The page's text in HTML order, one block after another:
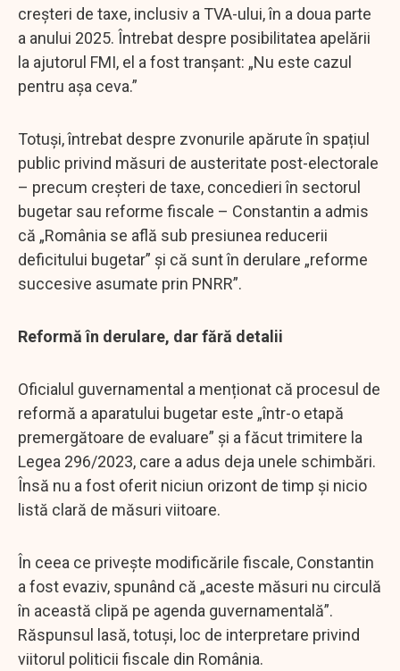
creșteri de taxe, inclusiv a TVA-ului, în a doua parte
a anului 2025. Întrebat despre posibilitatea apelării
la ajutorul FMI, el a fost tranșant: „Nu este cazul
pentru așa ceva.”
Totuși, întrebat despre zvonurile apărute în spațiul
public privind măsuri de austeritate post-electorale
– precum creșteri de taxe, concedieri în sectorul
bugetar sau reforme fiscale – Constantin a admis
că „România se află sub presiunea reducerii
deficitului bugetar” și că sunt în derulare „reforme
succesive asumate prin PNRR”.
Reformă în derulare, dar fără detalii
Oficialul guvernamental a menționat că procesul de
reformă a aparatului bugetar este „într-o etapă
premergătoare de evaluare” și a făcut trimitere la
Legea 296/2023, care a adus deja unele schimbări.
Însă nu a fost oferit niciun orizont de timp și nicio
listă clară de măsuri viitoare.
În ceea ce privește modificările fiscale, Constantin
a fost evaziv, spunând că „aceste măsuri nu circulă
în această clipă pe agenda guvernamentală”.
Răspunsul lasă, totuși, loc de interpretare privind
viitorul politicii fiscale din România.